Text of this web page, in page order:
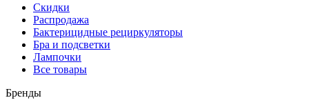
Скидки
Распродажа
Бактерицидные рециркуляторы
Бра и подсветки
Лампочки
Все товары
Бренды